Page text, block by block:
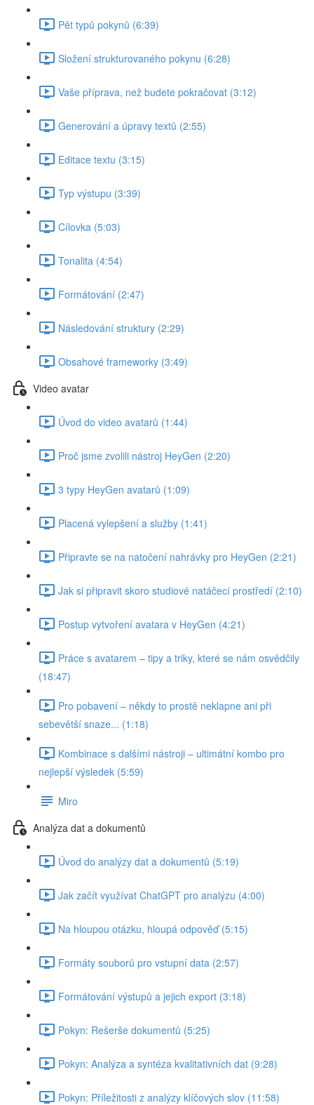
Pět typů pokynů (6:39)
Složení strukturovaného pokynu (6:28)
Vaše příprava, než budete pokračovat (3:12)
Generování a úpravy textů (2:55)
Editace textu (3:15)
Typ výstupu (3:39)
Cílovka (5:03)
Tonalita (4:54)
Formátování (2:47)
Následování struktury (2:29)
Obsahové frameworky (3:49)
Video avatar
Úvod do video avatarů (1:44)
Proč jsme zvolili nástroj HeyGen (2:20)
3 typy HeyGen avatarů (1:09)
Placená vylepšení a služby (1:41)
Připravte se na natočení nahrávky pro HeyGen (2:21)
Jak si připravit skoro studiové natáčecí prostředí (2:10)
Postup vytvoření avatara v HeyGen (4:21)
Práce s avatarem – tipy a triky, které se nám osvědčily
(18:47)
Pro pobavení – někdy to prostě neklapne ani při
sebevětší snaze... (1:18)
Kombinace s dalšími nástroji – ultimátní kombo pro
nejlepší výsledek (5:59)
Miro
Analýza dat a dokumentů
Úvod do analýzy dat a dokumentů (5:19)
Jak začít využívat ChatGPT pro analýzu (4:00)
Na hloupou otázku, hloupá odpověď (5:15)
Formáty souborů pro vstupní data (2:57)
Formátování výstupů a jejich export (3:18)
Pokyn: Rešerše dokumentů (5:25)
Pokyn: Analýza a syntéza kvalitativních dat (9:28)
Pokyn: Příležitosti z analýzy klíčových slov (11:58)